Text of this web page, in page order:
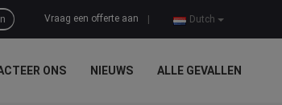
Dutch
Vraag een offerte aan
ONS NIEUWS ALLE GEVALLEN